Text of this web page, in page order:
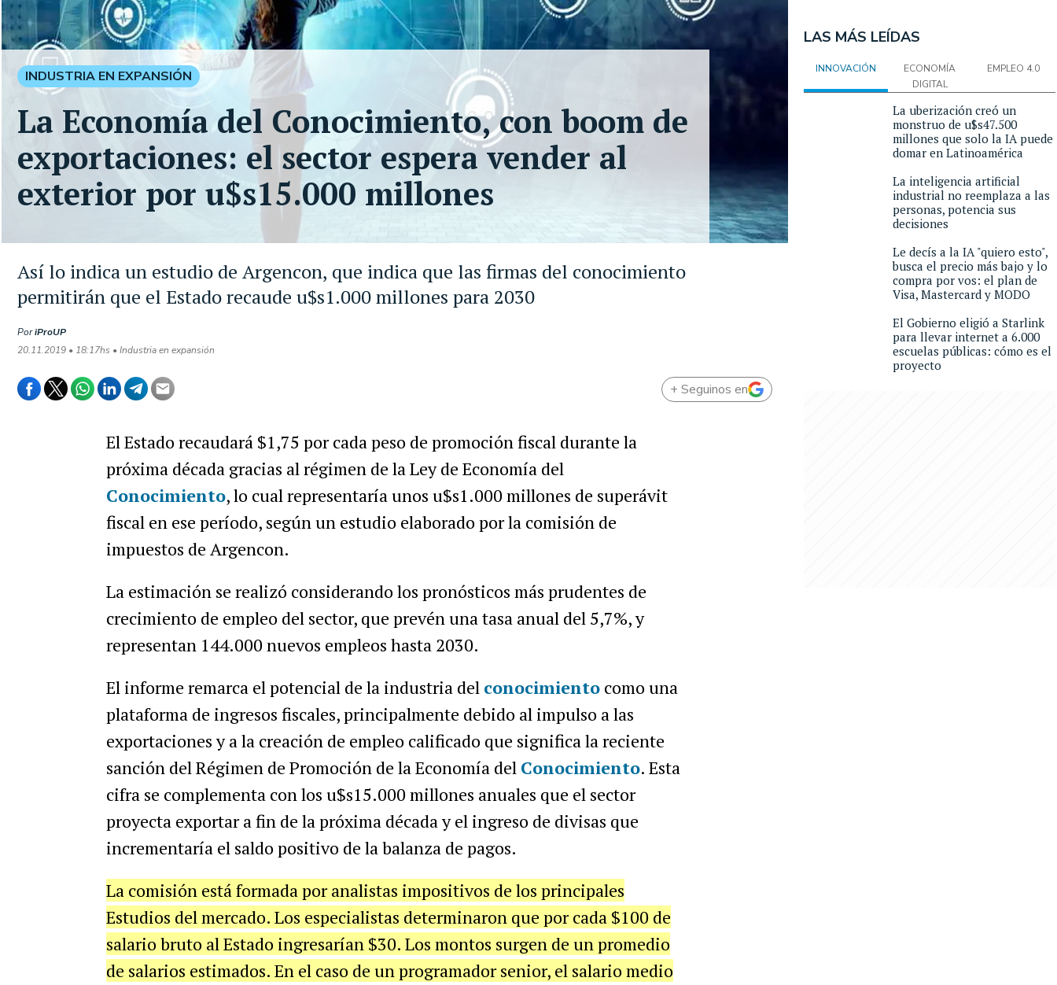
Así lo indica un estudio de Argencon, que indica que las firmas del conocimiento
permitirán que el Estado recaude u$s1.000 millones para 2030
PoriProUP
20.11.2019 • 18:17hs • Industria en expansión
INDUSTRIA EN EXPANSIÓN
La Economía del Conocimiento, con boom de
exportaciones: el sector espera vender al
exterior por u$s15.000 millones
+ Seguinos en
El Estado recaudará $1,75 por cada peso de promoción fiscal durante la
próxima década gracias al régimen de la Ley de Economía del
Conocimiento, lo cual representaría unos u$s1.000 millones de superávit
fiscal en ese período, según un estudio elaborado por la comisión de
impuestos de Argencon.
La estimación se realizó considerando los pronósticos más prudentes de
crecimiento de empleo del sector, que prevén una tasa anual del 5,7%, y
representan 144.000 nuevos empleos hasta 2030.
El informe remarca el potencial de la industria del conocimientocomo una
plataforma de ingresos fiscales, principalmente debido al impulso a las
exportaciones y a la creación de empleo calificado que significa la reciente
sanción del Régimen de Promoción de la Economía del Conocimiento. Esta
cifra se complementa con los u$s15.000 millones anuales que el sector
proyecta exportar a fin de la próxima década y el ingreso de divisas que
incrementaría el saldo positivo de la balanza de pagos.
La comisión está formada por analistas impositivos de los principales
Estudios del mercado. Los especialistas determinaron que por cada $100 de
salario bruto al Estado ingresarían $30. Los montos surgen de un promedio
de salarios estimados. En el caso de un programador senior, el salario medio
LAS MÁS LEÍDAS
INNOVACIÓN
ECONOMÍA
DIGITAL
EMPLEO 4.0
La uberización creó un
monstruo de u$s47.500
millones que solo la IA puede
domar en Latinoamérica
La inteligencia artificial
industrial no reemplaza a las
personas, potencia sus
decisiones
Le decís a la IA "quiero esto",
busca el precio más bajo y lo
compra por vos: el plan de
Visa, Mastercard y MODO
El Gobierno eligió a Starlink
para llevar internet a 6.000
escuelas públicas: cómo es el
proyecto